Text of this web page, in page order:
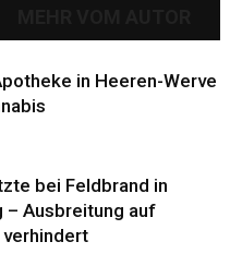
in Heeren-Werve
bei Feldbrand in
– Ausbreitung auf
verhindert